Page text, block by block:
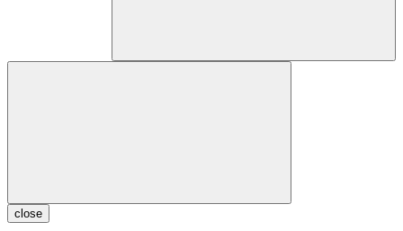
close